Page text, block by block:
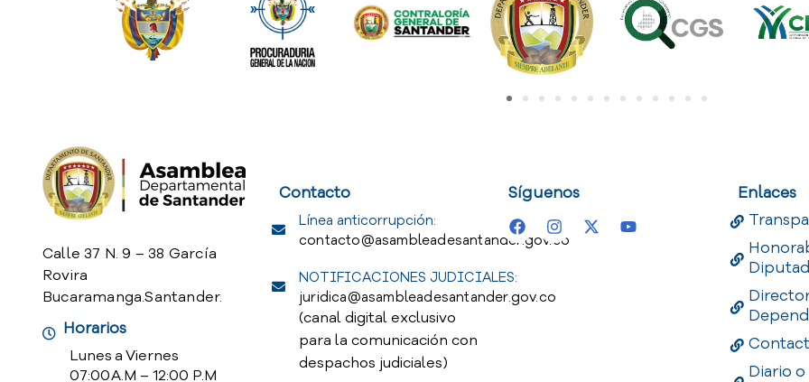
Calle 37 N. 9 – 38 García
Rovira
Bucaramanga.Santander.
Horarios
Lunes a Viernes
07:00 A.M – 12:00 P.M
Contacto
Línea anticorrupción:
contacto@asambleadesantander.gov.co
NOTIFICACIONES JUDICIALES:
juridica@asambleadesantander.gov.co
(canal digital exclusivo
para la comunicación con
despachos judiciales)
Síguenos
Enlaces
Diario